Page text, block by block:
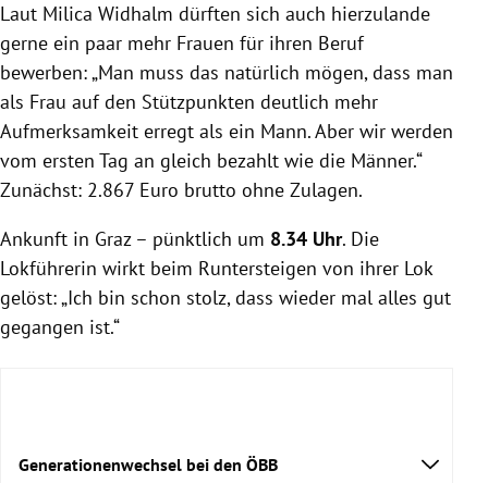
Laut Milica Widhalm dürften sich auch hierzulande
gerne ein paar mehr Frauen für ihren Beruf
bewerben: „Man muss das natürlich mögen, dass man
als Frau auf den Stützpunkten deutlich mehr
Aufmerksamkeit erregt als ein Mann. Aber wir werden
vom ersten Tag an gleich bezahlt wie die Männer.“
Zunächst: 2.867 Euro brutto ohne Zulagen.
Ankunft in Graz – pünktlich um 8.34 Uhr. Die
Lokführerin wirkt beim Runtersteigen von ihrer Lok
gelöst: „Ich bin schon stolz, dass wieder mal alles gut
gegangen ist.“
Generationenwechsel bei den ÖBB